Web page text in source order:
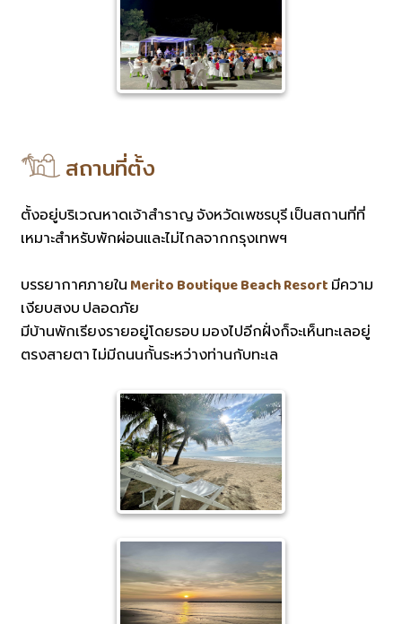
สถานที่ตั้ง
ตั้งอยู่บริเวณหาดเจ้าสำราญ จังหวัดเพชรบุรี เป็นสถานที่ที่
เหมาะสำหรับพักผ่อนและไม่ไกลจากกรุงเทพฯ
บรรยากาศภายในMerito Boutique Beach Resortมีความ
เงียบสงบ ปลอดภัย
มีบ้านพักเรียงรายอยู่โดยรอบ มองไปอีกฝั่งก็จะเห็นทะเลอยู่
ตรงสายตา ไม่มีถนนกั้นระหว่างท่านกับทะเล